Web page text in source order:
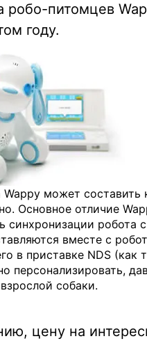
робо-питомцев
году.
Wappy может
Основное отличие
синхронизации робота
вместе с
в приставке NDS (как
персонализировать,
собаки.
цену на